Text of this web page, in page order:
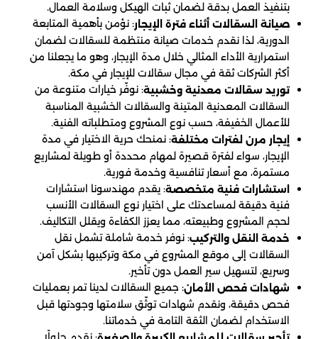
بتنفيذ العمل بدقة لضمان ثبات الهيكل وسلامة العمال.
صيانة السقالات أثناء فترة الإيجار: نؤمن بأهمية المتابعة
الدورية، لذا نقدم خدمات صيانة منتظمة للسقالات لضمان
استمرارية الأداء المثالي خلال مدة الإيجار، وهو ما يجعلنا من
أكثر الشركات ثقة في مجال سقالات للإيجار في مكة.
توريد سقالات معدنية وخشبية: نوفّر خيارات متنوعة من
السقالات المعدنية المتينة والسقالات الخشبية المناسبة
للأعمال الخفيفة، حسب نوع المشروع ومتطلباته الفنية.
إيجار مرن لفترات مختلفة: نمنحك حرية الاختيار في مدة
الإيجار، سواء لفترة قصيرة لمهام محددة أو طويلة لمشاريع
مستمرة، مع أسعار تنافسية وخدمة فورية.
استشارات فنية متخصصة: يقدم مهندسونا استشارات
فنية دقيقة لمساعدتك على اختيار نوع السقالات الأنسب
لحجم المشروع وطبيعته، مما يعزز الكفاءة ويقلل التكاليف.
خدمة النقل والتركيب: نوفر خدمة شاملة تشمل نقل
السقالات إلى موقع المشروع في مكة وتركيبها بشكل آمن
وسريع، لتسهيل سير العمل دون تأخير.
شهادات فحص الأمان: جميع السقالات لدينا تمر بعمليات
فحص دقيقة، ونقدم شهادات توثّق سلامتها وجودتها قبل
الاستخدام لضمان الثقة التامة في خدماتنا.